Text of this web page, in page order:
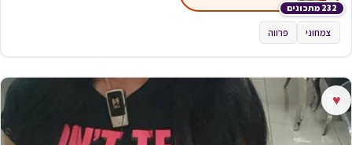
232 מתכונים
צמחוני פרווה
♥